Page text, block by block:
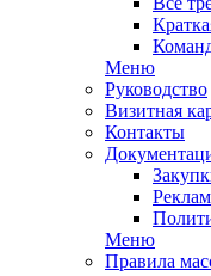
Меню
Руководство
Визитная
Контакты
Меню
Правила